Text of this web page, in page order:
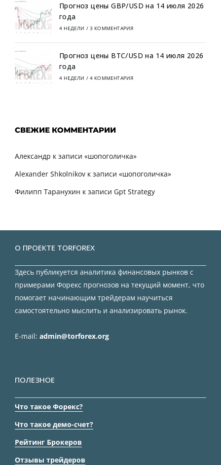
Прогноз цены GBP/USD на 14 июля 2026
года
4 НЕДЕЛИ / 3 КОММЕНТАРИЯ
Прогноз цены BTC/USD на 14 июля 2026
года
4 НЕДЕЛИ / 4 КОММЕНТАРИЯ
СВЕЖИЕ КОММЕНТАРИИ
Александр к записи «шопоголичка»
Alexander Shkolnikov к записи «шопоголичка»
Филипп Таранухин к записи Gpt Strategy
О ПРОЕКТЕ TORFOREX
Здесь публикуется аналитика финансовых рынков с
примерами Форекс прогнозов на текущий момент, что
помогает начинающим трейдерам научиться
самостоятельно мыслить и анализировать рынок.
E-mail: admin@torforex.org
ПОЛЕЗНОЕ
Что такое Форекс?
Что такое демо-счет?
Рейтинг Брокеров
Отзывы трейдеров